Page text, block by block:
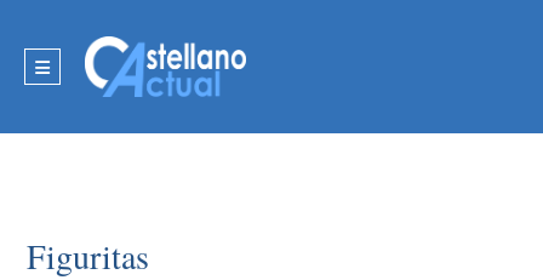
Figuritas